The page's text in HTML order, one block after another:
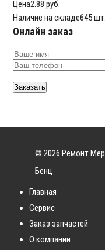
Цена2.88 руб.
Наличие на складе645 шт.
Онлайн заказ
© 2026 Ремонт
Бенц
Главная
Сервис
Заказ запчастей
О компании